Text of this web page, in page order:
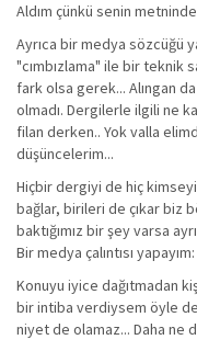
Aldım çünkü senin
Ayrıca bir medya sözcüğü
"cımbızlama" ile bir teknik
fark olsa gerek... Alıngan
olmadı. Dergilerle ilgili ne
filan derken.. Yok valla
düşüncelerim...
Hiçbir dergiyi de hiç
bağlar, birileri de çıkar biz
baktığımız bir şey varsa
Bir medya çalıntısı
Konuyu iyice dağıtmadan
bir intiba verdiysem öyle
niyet de olamaz... Daha ne